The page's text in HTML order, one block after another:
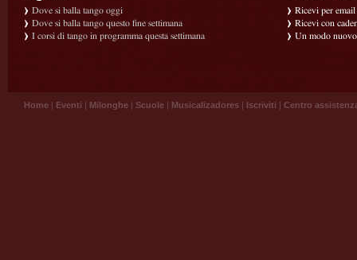
Dove si balla tango oggi
Dove si balla tango questo fine settimana
I corsi di tango in programma questa settimana
Ricevi per
Ricevi con
Un modo
Home | Eventi | Milonghe | Scuole | Musicalizadores | Iscriviti | Centro